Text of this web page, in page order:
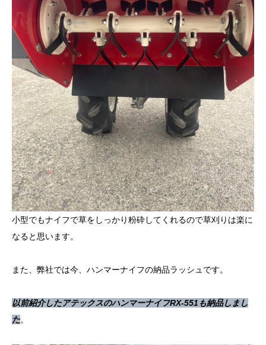
小型でもナイフで草をしっかり粉砕してくれるので草刈りは楽に
なると思います。
また、弊社では今、ハンマーナイフの納品ラッシュです。
以前紹介したアテックスのハンマーナイフRX-551も納品しまし
た。